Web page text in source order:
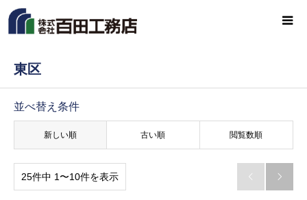
東区
並べ替え条件
新しい順 古い順 閲覧数順
25件中 1〜10件を表示  